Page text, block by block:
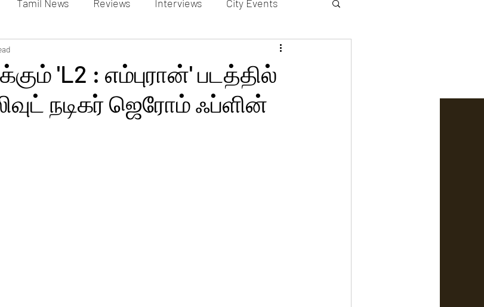
Tamil News Reviews Interviews City Events
Gallery actors gallery
'L2 : எம்புரான்' படத்தில்
நடிகர் ஜெரோம் ஃப்ளின்